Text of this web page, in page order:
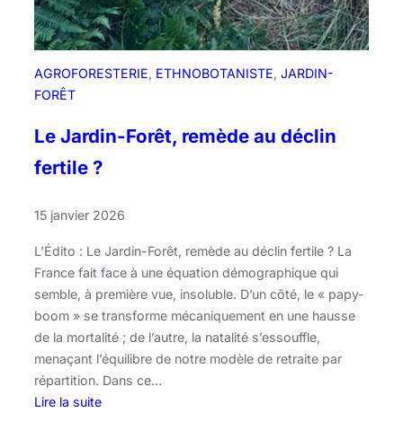
AGROFORESTERIE, ETHNOBOTANISTE, JARDIN-
FORÊT
Le Jardin-Forêt, remède au déclin
fertile ?
15 janvier 2026
L’Édito : Le Jardin-Forêt, remède au déclin fertile ? La
France fait face à une équation démographique qui
semble, à première vue, insoluble. D’un côté, le « papy-
boom » se transforme mécaniquement en une hausse
de la mortalité ; de l’autre, la natalité s’essouffle,
menaçant l’équilibre de notre modèle de retraite par
répartition. Dans ce…
Lire la suite